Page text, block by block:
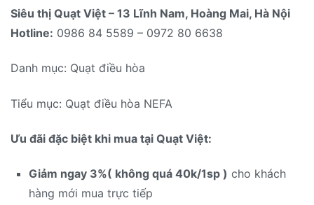
Siêu thị Quạt Việt – 13 Lĩnh Nam, Hoàng Mai, Hà Nội
Hotline: 0986 84 5589 – 0972 80 6638
Danh mục: Quạt điều hòa
Tiểu mục: Quạt điều hòa NEFA
Ưu đãi đặc biệt khi mua tại Quạt Việt:
Giảm ngay 3%( không quá 40k/1sp ) cho khách
hàng mới mua trực tiếp